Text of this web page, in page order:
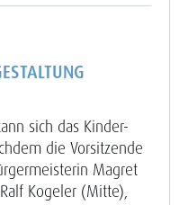
sich das Kinder-
die Vorsitzende
Magret
Kogeler (Mitte),